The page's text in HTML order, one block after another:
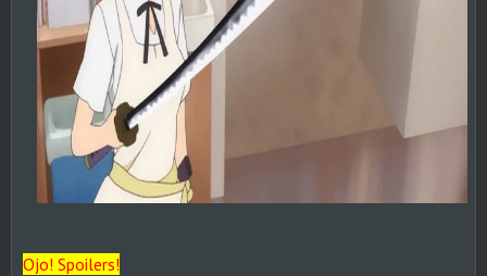
Ojo! Spoilers!